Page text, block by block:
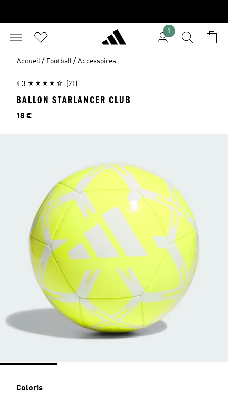
1
Accueil / Football / Accessoires
4.3 (21)
BALLON STARLANCER CLUB
Prix
18 €
Coloris